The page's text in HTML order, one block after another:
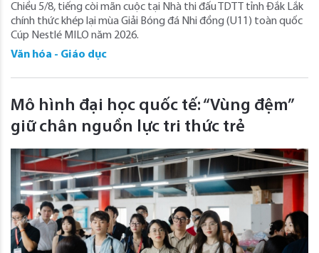
Chiều 5/8, tiếng còi mãn cuộc tại Nhà thi đấu TDTT tỉnh Đắk Lắk
chính thức khép lại mùa Giải Bóng đá Nhi đồng (U11) toàn quốc
Cúp Nestlé MILO năm 2026.
Văn hóa - Giáo dục
Mô hình đại học quốc tế: “Vùng đệm”
giữ chân nguồn lực tri thức trẻ